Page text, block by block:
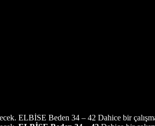
ELBİSE Beden 34 – 42 Dahice bir